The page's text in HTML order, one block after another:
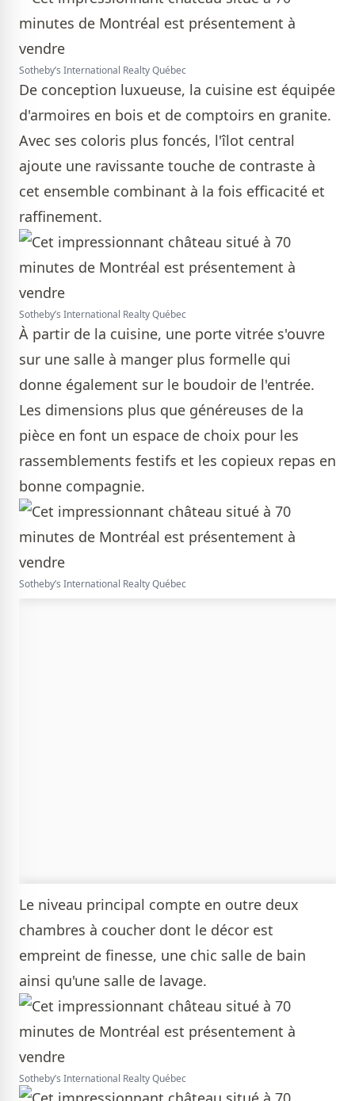
Sotheby’s International Realty Québec
De conception luxueuse, la cuisine est équipée
d'armoires en bois et de comptoirs en granite.
Avec ses coloris plus foncés, l'îlot central
ajoute une ravissante touche de contraste à
cet ensemble combinant à la fois efficacité et
raffinement.
Sotheby’s International Realty Québec
À partir de la cuisine, une porte vitrée s'ouvre
sur une salle à manger plus formelle qui
donne également sur le boudoir de l'entrée.
Les dimensions plus que généreuses de la
pièce en font un espace de choix pour les
rassemblements festifs et les copieux repas en
bonne compagnie.
Sotheby’s International Realty Québec
Le niveau principal compte en outre deux
chambres à coucher dont le décor est
empreint de finesse, une chic salle de bain
ainsi qu'une salle de lavage.
Sotheby’s International Realty Québec